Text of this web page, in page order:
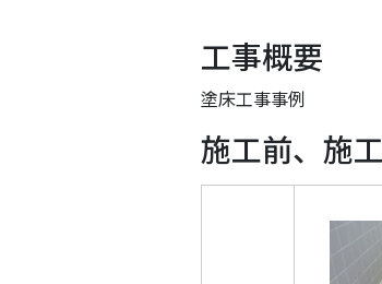
工事概要
塗床工事事例
施工前、施